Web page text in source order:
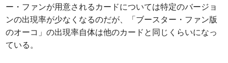
ー・ファンが用意されるカードについては特定のバージョ
ンの出現率が少なくなるのだが、「ブースター・ファン版
のオーコ」の出現率自体は他のカードと同じくらいになっ
ている。